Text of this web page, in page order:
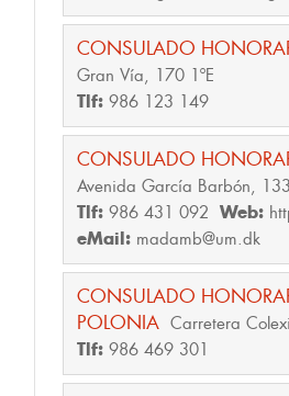
CONSULADO
Gran Vía, 170 1ºE
Tlf: 986 123 149
CONSULADO
Avenida García Barbón,
Tlf: 986 431 092 Web:
eMail: madamb@um.dk
CONSULADO
POLONIA Carretera
Tlf: 986 469 301